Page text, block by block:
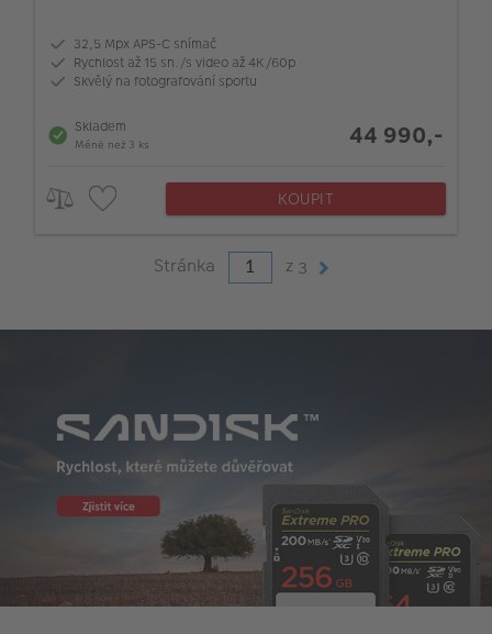
32,5 Mpx APS-C snímač
Rychlost až 15 sn./s video až 4K/60p
Skvělý na fotografování sportu
Skladem
Méně než 3 ks 44 990,-
KOUPIT
Stránka z 3